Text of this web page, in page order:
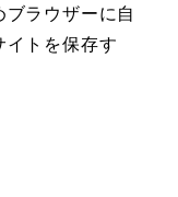
ラウザーに自
トを保存す